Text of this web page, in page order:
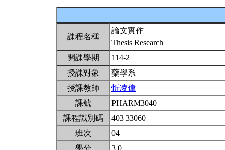
課程名稱
論文實作
Thesis Research
開課學期
114-2
授課對象
藥學系
授課教師
忻凌偉
課號
PHARM3040
課程識別碼
403 33060
班次
04
學分
3.0